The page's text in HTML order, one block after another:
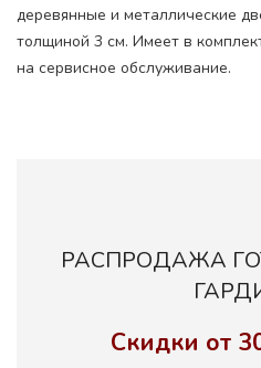
деревянные и металлические
толщиной 3 см. Имеет в
на сервисное обслуживание.
РАСПРОДАЖА
Скидки от